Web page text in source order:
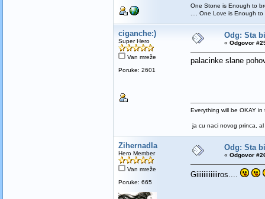
One Stone is Enough to
.... One Love is Enough to
ciganche:)
Super Hero
Van mreže
Poruke: 2601
Odg: Sta
« Odgovor
palacinke slane
Everything will be OKAY
ja cu naci novog princa,
Zihernadla
Hero Member
Van mreže
Poruke: 665
Odg: Sta
« Odgovor
Giiiiiiiiiiiiros....